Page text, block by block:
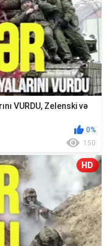
VURDU, Zelenski və
0%
150
HD